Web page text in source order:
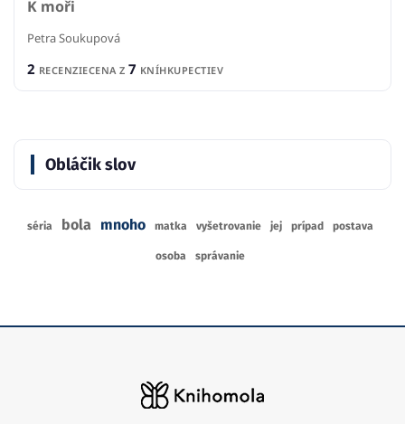
K moři
Petra Soukupová
2 RECENZIECENA Z 7 KNÍHKUPECTIEV
Obláčik slov
séria bola mnoho matka vyšetrovanie jej prípad postava
osoba správanie